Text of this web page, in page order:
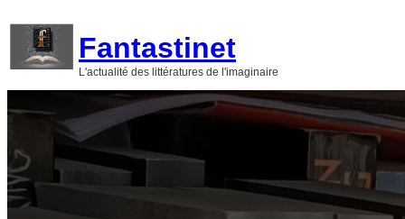
contenu
Fantastinet
L'actualité des littératures de l'imaginaire